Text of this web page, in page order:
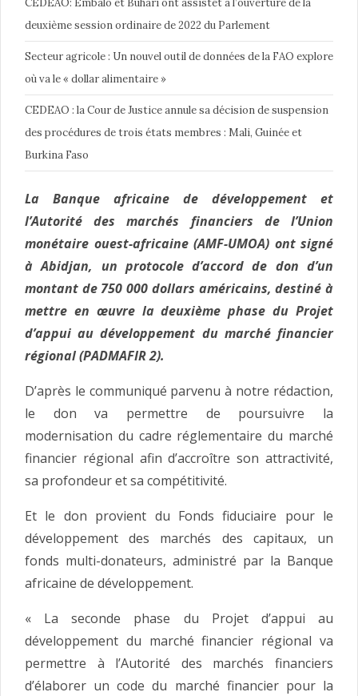
CEDEAO: Embalo et Buhari ont assistét à l’ouverture de la
deuxième session ordinaire de 2022 du Parlement
Secteur agricole : Un nouvel outil de données de la FAO explore
où va le « dollar alimentaire »
CEDEAO : la Cour de Justice annule sa décision de suspension
des procédures de trois états membres : Mali, Guinée et
Burkina Faso
La Banque africaine de développement et
l’Autorité des marchés financiers de l’Union
monétaire ouest-africaine (AMF-UMOA) ont signé
à Abidjan, un protocole d’accord de don d’un
montant de 750 000 dollars américains, destiné à
mettre en œuvre la deuxième phase du Projet
d’appui au développement du marché financier
régional (PADMAFIR 2).
D’après le communiqué parvenu à notre rédaction,
le don va permettre de poursuivre la
modernisation du cadre réglementaire du marché
financier régional afin d’accroître son attractivité,
sa profondeur et sa compétitivité.
Et le don provient du Fonds fiduciaire pour le
développement des marchés des capitaux, un
fonds multi-donateurs, administré par la Banque
africaine de développement.
« La seconde phase du Projet d’appui au
développement du marché financier régional va
permettre à l’Autorité des marchés financiers
d’élaborer un code du marché financier pour la